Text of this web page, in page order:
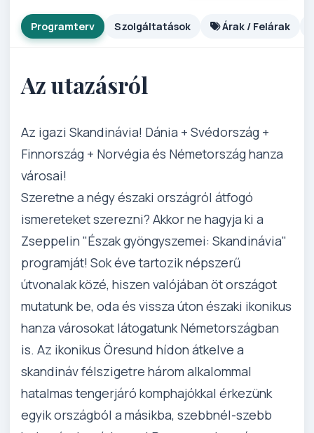
Programterv Szolgáltatások Árak / Felárak
Az utazásról
Az igazi Skandinávia! Dánia + Svédország +
Finnország + Norvégia és Németország hanza
városai!
Szeretne a négy északi országról átfogó
ismereteket szerezni? Akkor ne hagyja ki a
Zseppelin "Észak gyöngyszemei: Skandinávia"
programját! Sok éve tartozik népszerű
útvonalak közé, hiszen valójában öt országot
mutatunk be, oda és vissza úton északi ikonikus
hanza városokat látogatunk Németországban
is. Az ikonikus Öresund hídon átkelve a
skandináv félszigetre három alkalommal
hatalmas tengerjáró komphajókkal érkezünk
egyik országból a másikba, szebbnél-szebb